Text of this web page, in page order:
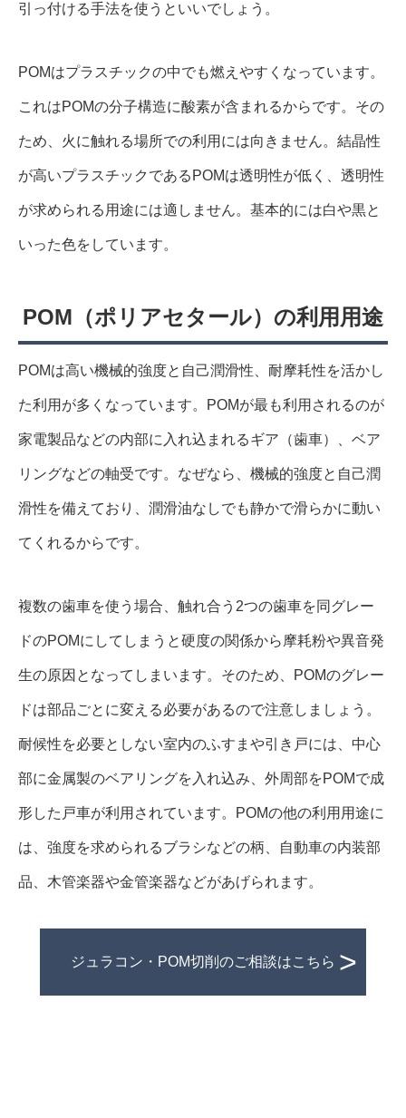
引っ付ける手法を使うといいでしょう。
POMはプラスチックの中でも燃えやすくなっています。
これはPOMの分子構造に酸素が含まれるからです。その
ため、火に触れる場所での利用には向きません。結晶性
が高いプラスチックであるPOMは透明性が低く、透明性
が求められる用途には適しません。基本的には白や黒と
いった色をしています。
POM（ポリアセタール）の利用用途
POMは高い機械的強度と自己潤滑性、耐摩耗性を活かし
た利用が多くなっています。POMが最も利用されるのが
家電製品などの内部に入れ込まれるギア（歯車）、ベア
リングなどの軸受です。なぜなら、機械的強度と自己潤
滑性を備えており、潤滑油なしでも静かで滑らかに動い
てくれるからです。
複数の歯車を使う場合、触れ合う2つの歯車を同グレー
ドのPOMにしてしまうと硬度の関係から摩耗粉や異音発
生の原因となってしまいます。そのため、POMのグレー
ドは部品ごとに変える必要があるので注意しましょう。
耐候性を必要としない室内のふすまや引き戸には、中心
部に金属製のベアリングを入れ込み、外周部をPOMで成
形した戸車が利用されています。POMの他の利用用途に
は、強度を求められるブラシなどの柄、自動車の内装部
品、木管楽器や金管楽器などがあげられます。
ジュラコン・POM切削のご相談はこちら